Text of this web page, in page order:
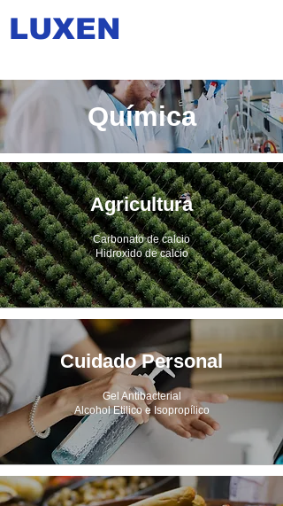
LUXEN
Química
Agricultura
Carbonato de calcio
Hidroxido de calcio
Cuidado Personal
Gel Antibacterial
Alcohol Etilico e Isopropílico